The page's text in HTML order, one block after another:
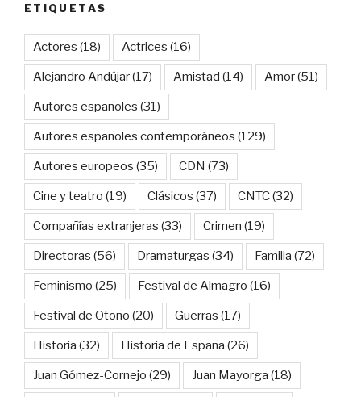
ETIQUETAS
Actores (18) Actrices (16)
Alejandro Andújar(17) Amistad (14) Amor(51)
Autores españoles (31)
Autores españoles contemporáneos (129)
Autores europeos (35) CDN (73)
Cine y teatro (19) Clásicos (37) CNTC(32)
Compañías extranjeras (33) Crimen (19)
Directoras (56) Dramaturgas (34) Familia (72)
Feminismo (25) Festival de Almagro (16)
Festival de Otoño (20) Guerras (17)
Historia (32) Historia de España (26)
Juan Gómez-Cornejo (29) Juan Mayorga (18)